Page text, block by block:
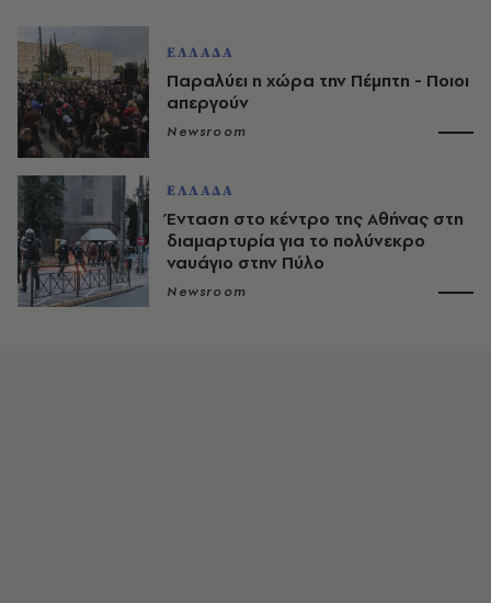
ΕΛΛΑΔΑ
Παραλύει η χώρα την Πέμπτη - Ποιοι
απεργούν
Newsroom
ΕΛΛΑΔΑ
Ένταση στο κέντρο της Αθήνας στη
διαμαρτυρία για το πολύνεκρο
ναυάγιο στην Πύλο
Newsroom